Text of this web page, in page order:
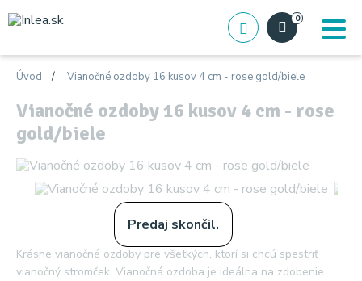
0
Úvod Vianočné ozdoby 16 kusov 4 cm - rose gold/biele
Vianočné ozdoby 16 kusov 4 cm - rose
gold/biele
Krásne vianočné ozdoby pre všetkých, ktorí si chcú spestriť
vianočný stromček. Vianočná ozdoba je ideálna na zdobenie
Predaj skončil.